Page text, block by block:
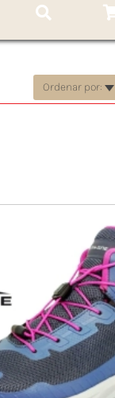
Ordenar por: